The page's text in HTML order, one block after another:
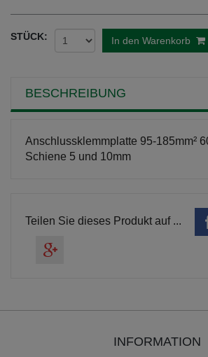
STÜCK: In den Warenkorb
BESCHREIBUNG
Anschlussklemmplatte 95-185mm²
Schiene 5 und 10mm
Teilen Sie dieses Produkt auf ...
INFORMATION